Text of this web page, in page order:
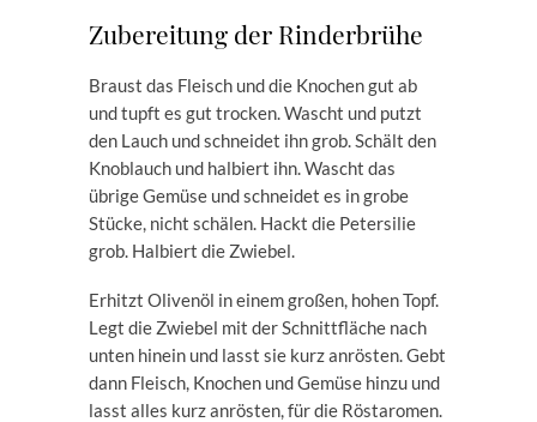
Zubereitung der Rinderbrühe
Braust das Fleisch und die Knochen gut ab
und tupft es gut trocken. Wascht und putzt
den Lauch und schneidet ihn grob. Schält den
Knoblauch und halbiert ihn. Wascht das
übrige Gemüse und schneidet es in grobe
Stücke, nicht schälen. Hackt die Petersilie
grob. Halbiert die Zwiebel.
Erhitzt Olivenöl in einem großen, hohen Topf.
Legt die Zwiebel mit der Schnittfläche nach
unten hinein und lasst sie kurz anrösten. Gebt
dann Fleisch, Knochen und Gemüse hinzu und
lasst alles kurz anrösten, für die Röstaromen.